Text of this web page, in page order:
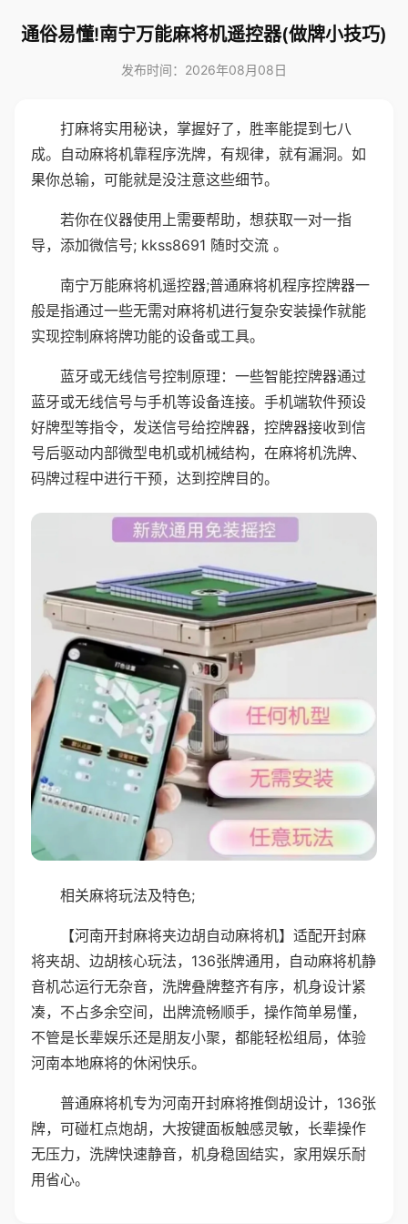
通俗易懂!南宁万能麻将机遥控器(做牌小技巧)
发布时间：2026年08月08日
打麻将实用秘诀，掌握好了，胜率能提到七八
成。自动麻将机靠程序洗牌，有规律，就有漏洞。如
果你总输，可能就是没注意这些细节。
若你在仪器使用上需要帮助，想获取一对一指
导，添加微信号; kkss8691 随时交流 。
南宁万能麻将机遥控器;普通麻将机程序控牌器一
般是指通过一些无需对麻将机进行复杂安装操作就能
实现控制麻将牌功能的设备或工具。
蓝牙或无线信号控制原理：一些智能控牌器通过
蓝牙或无线信号与手机等设备连接。手机端软件预设
好牌型等指令，发送信号给控牌器，控牌器接收到信
号后驱动内部微型电机或机械结构，在麻将机洗牌、
码牌过程中进行干预，达到控牌目的。
相关麻将玩法及特色;
【河南开封麻将夹边胡自动麻将机】适配开封麻
将夹胡、边胡核心玩法，136张牌通用，自动麻将机静
音机芯运行无杂音，洗牌叠牌整齐有序，机身设计紧
凑，不占多余空间，出牌流畅顺手，操作简单易懂，
不管是长辈娱乐还是朋友小聚，都能轻松组局，体验
河南本地麻将的休闲快乐。
普通麻将机专为河南开封麻将推倒胡设计，136张
牌，可碰杠点炮胡，大按键面板触感灵敏，长辈操作
无压力，洗牌快速静音，机身稳固结实，家用娱乐耐
用省心。